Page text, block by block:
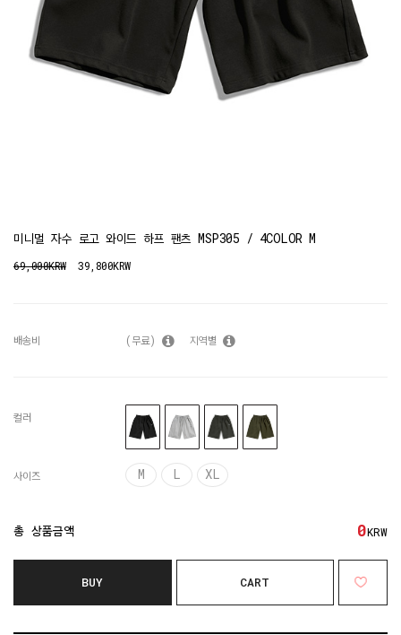
미니멀 자수 로고 와이드 하프 팬츠 MSP305 / 4COLOR M
69,000KRW 39,800KRW
배송비 (무료) 지역별
컬러
사이즈 M L XL
총 상품금액 0KRW
BUY CART